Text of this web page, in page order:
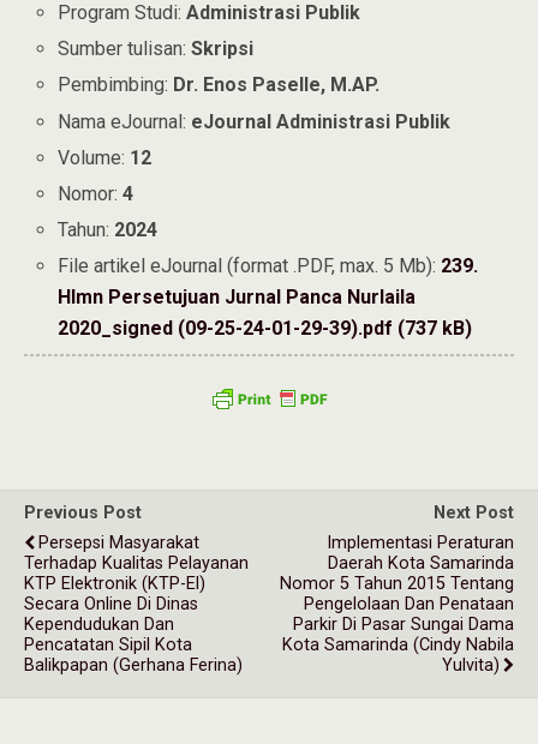
Program Studi:Administrasi Publik
Sumber tulisan:Skripsi
Pembimbing: Dr. Enos Paselle, M.AP.
Nama eJournal: eJournal Administrasi Publik
Volume: 12
Nomor:4
Tahun: 2024
File artikel eJournal (format .PDF, max. 5 Mb): 239.
Hlmn Persetujuan Jurnal Panca Nurlaila
2020_signed (09-25-24-01-29-39).pdf (737 kB)
Previous Post
Persepsi Masyarakat
Terhadap Kualitas Pelayanan
KTP Elektronik (KTP-El)
Secara Online Di Dinas
Kependudukan Dan
Pencatatan Sipil Kota
Balikpapan (Gerhana Ferina)
Next Post
Implementasi Peraturan
Daerah Kota Samarinda
Nomor 5 Tahun 2015 Tentang
Pengelolaan Dan Penataan
Parkir Di Pasar Sungai Dama
Kota Samarinda (Cindy Nabila
Yulvita)